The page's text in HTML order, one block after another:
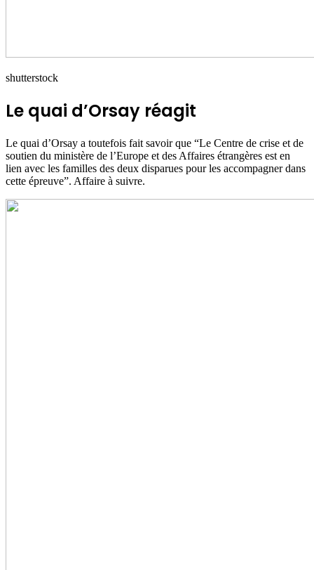
shutterstock
Le quai d’Orsay réagit
Le quai d’Orsay a toutefois fait savoir que “Le Centre de crise et de
soutien du ministère de l’Europe et des Affaires étrangères est en
lien avec les familles des deux disparues pour les accompagner dans
cette épreuve”. Affaire à suivre.